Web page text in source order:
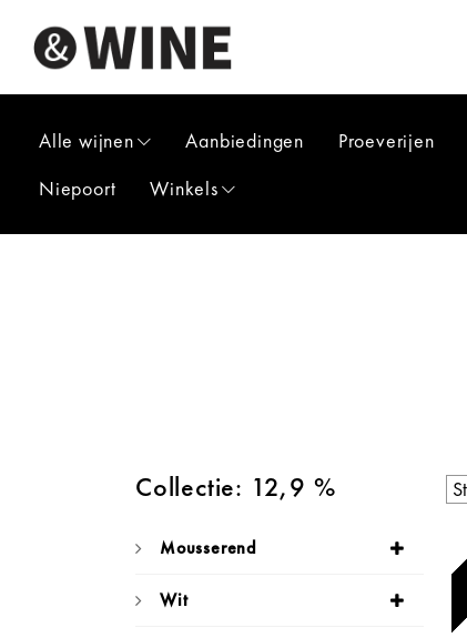
Alle wijnen Aanbiedingen Proeverijen
Niepoort
Winkels
Collectie: 12,9 %
Mousserend
Wit